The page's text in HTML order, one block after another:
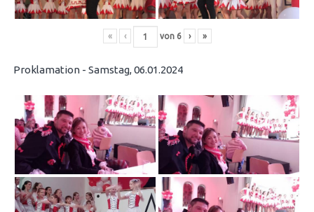
« ‹ von 6 › »
Proklamation - Samstag, 06.01.2024